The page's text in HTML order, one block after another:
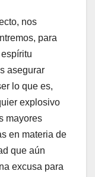
nos
para
asegurar
lo que es,
explosivo
mayores
en materia de
que aún
excusa para